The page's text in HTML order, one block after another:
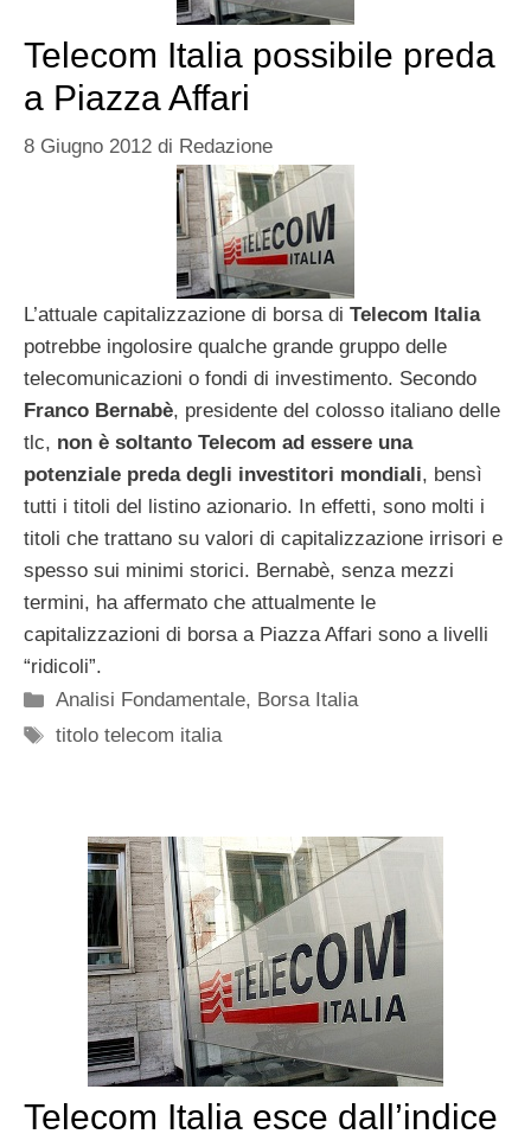
Telecom Italia possibile preda
a Piazza Affari
8 Giugno 2012 di Redazione
L’attuale capitalizzazione di borsa di Telecom Italia
potrebbe ingolosire qualche grande gruppo delle
telecomunicazioni o fondi di investimento. Secondo
Franco Bernabè, presidente del colosso italiano delle
tlc, non è soltanto Telecom ad essere una
potenziale preda degli investitori mondiali, bensì
tutti i titoli del listino azionario. In effetti, sono molti i
titoli che trattano su valori di capitalizzazione irrisori e
spesso sui minimi storici. Bernabè, senza mezzi
termini, ha affermato che attualmente le
capitalizzazioni di borsa a Piazza Affari sono a livelli
“ridicoli”.
Categorie
Analisi Fondamentale, Borsa Italia
Tag
titolo telecom italia
Telecom Italia esce dall’indice